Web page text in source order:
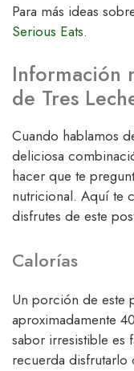
Para más ideas
Serious Eats.
Información
de Tres
Cuando hablamos
deliciosa
hacer que te
nutricional. Aquí te
disfrutes de este
Calorías
Un porción de este
aproximadamente
sabor irresistible es
recuerda